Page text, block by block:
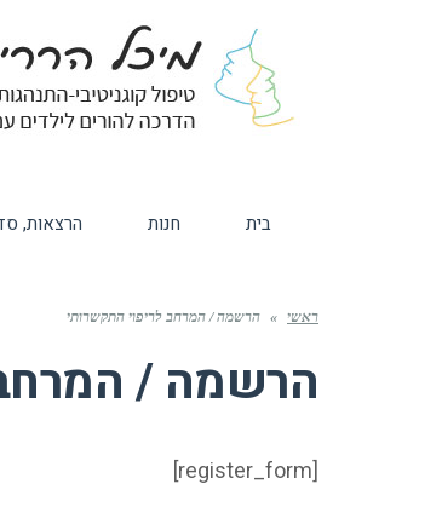
בית חנות הרצאות,
ראשי » הרשמה / המרחב לריפוי התקשרותי
הרשמה /
[register_form]